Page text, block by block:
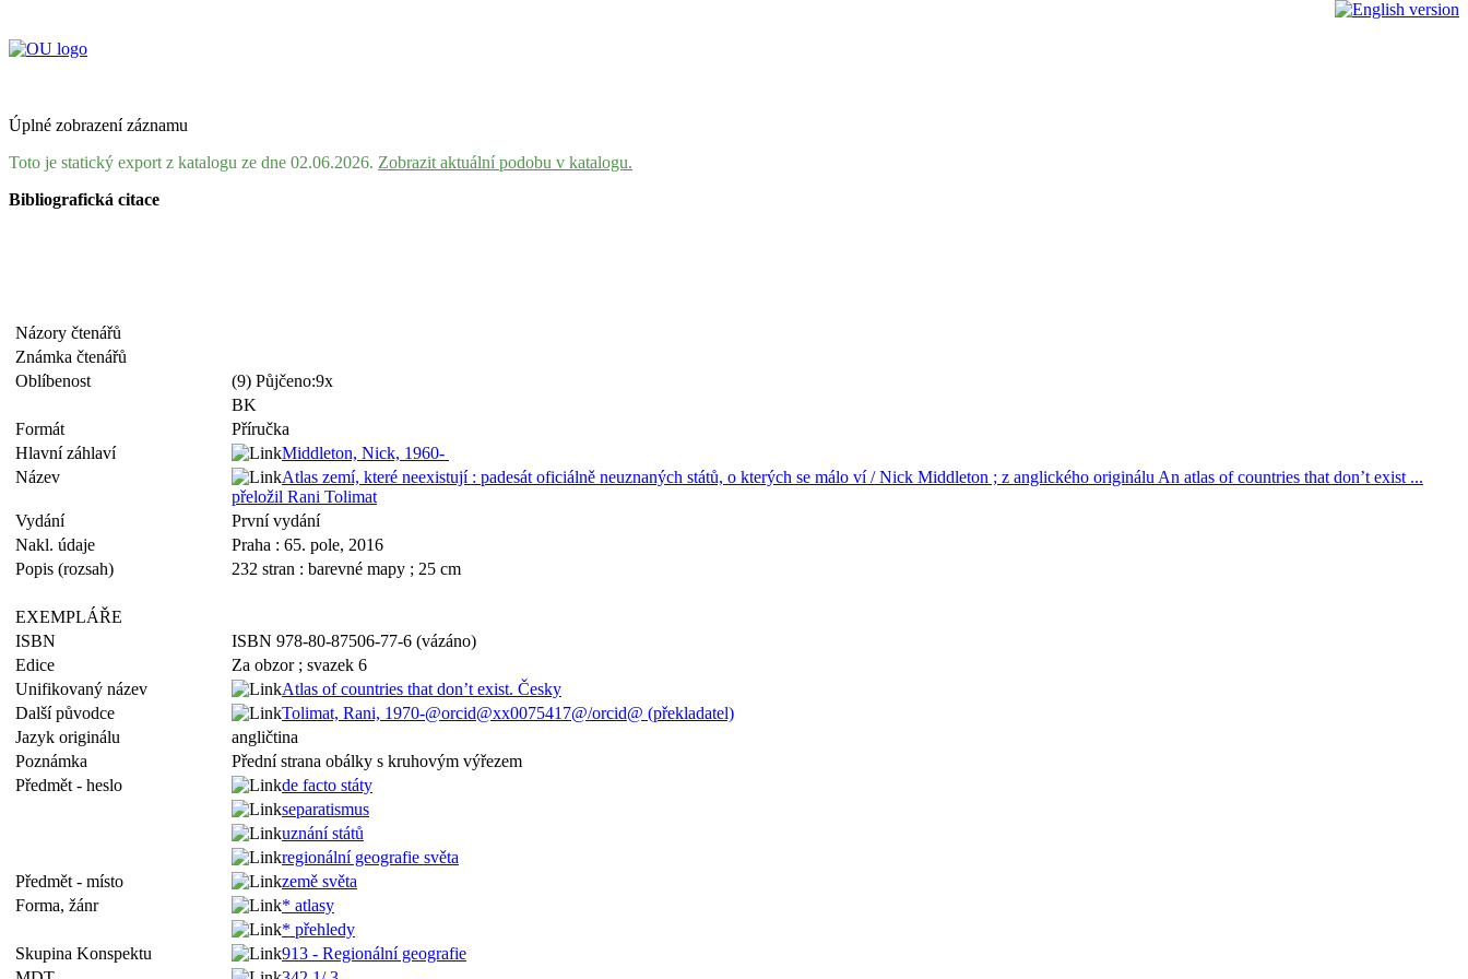
Úplné zobrazení záznamu
Toto je statický export z katalogu ze dne 02.06.2026. Zobrazit aktuální podobu v katalogu.
Bibliografická citace
Názory čtenářů
Známka čtenářů
Oblíbenost
(9) Půjčeno:9x
BK
Formát
Příručka
Hlavní záhlaví
Middleton, Nick, 1960-
Název
Atlas zemí, které neexistují : padesát oficiálně neuznaných států, o kterých se málo ví / Nick Middleton ; z anglického originálu An atlas of countries that don’t exist ...
přeložil Rani Tolimat
Vydání
První vydání
Nakl. údaje
Praha : 65. pole, 2016
Popis (rozsah)
232 stran : barevné mapy ; 25 cm
EXEMPLÁŘE
ISBN
ISBN 978-80-87506-77-6 (vázáno)
Edice
Za obzor ; svazek 6
Unifikovaný název
Atlas of countries that don’t exist. Česky
Další původce
Tolimat, Rani, 1970-@orcid@xx0075417@/orcid@ (překladatel)
Jazyk originálu
angličtina
Poznámka
Přední strana obálky s kruhovým výřezem
Předmět - heslo
de facto státy
separatismus
uznání států
regionální geografie světa
Předmět - místo
země světa
Forma, žánr
* atlasy
* přehledy
Skupina Konspektu
913 - Regionální geografie